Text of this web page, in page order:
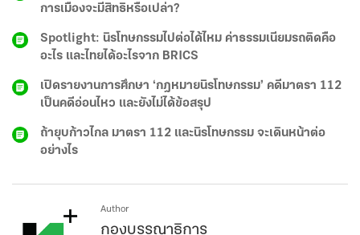
การเมืองจะมีสิทธิหรือเปล่า?
Spotlight: นิรโทษกรรมไปต่อได้ไหม ค่าธรรมเนียมรถติดคือ
อะไร และไทยได้อะไรจาก BRICS
เปิดรายงานการศึกษา ‘กฎหมายนิรโทษกรรม’ คดีมาตรา 112
เป็นคดีอ่อนไหว และยังไม่ได้ข้อสรุป
ถ้ายุบก้าวไกล มาตรา 112 และนิรโทษกรรม จะเดินหน้าต่อ
อย่างไร
Author